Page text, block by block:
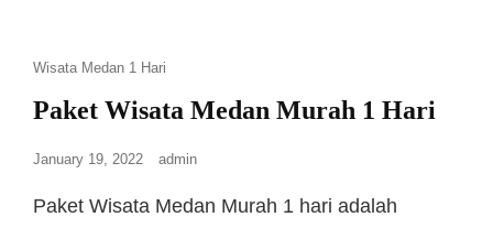
Wisata Medan 1 Hari
Paket Wisata Medan Murah 1 Hari
January 19, 2022 admin
Paket Wisata Medan Murah 1 hari adalah